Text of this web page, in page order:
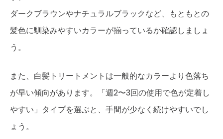
ダークブラウンやナチュラルブラックなど、もともとの
髪色に馴染みやすいカラーが揃っているか確認しましょ
う。
また、白髪トリートメントは一般的なカラーより色落ち
が早い傾向があります。「週2〜3回の使用で色が定着し
やすい」タイプを選ぶと、手間が少なく続けやすいでし
ょう。